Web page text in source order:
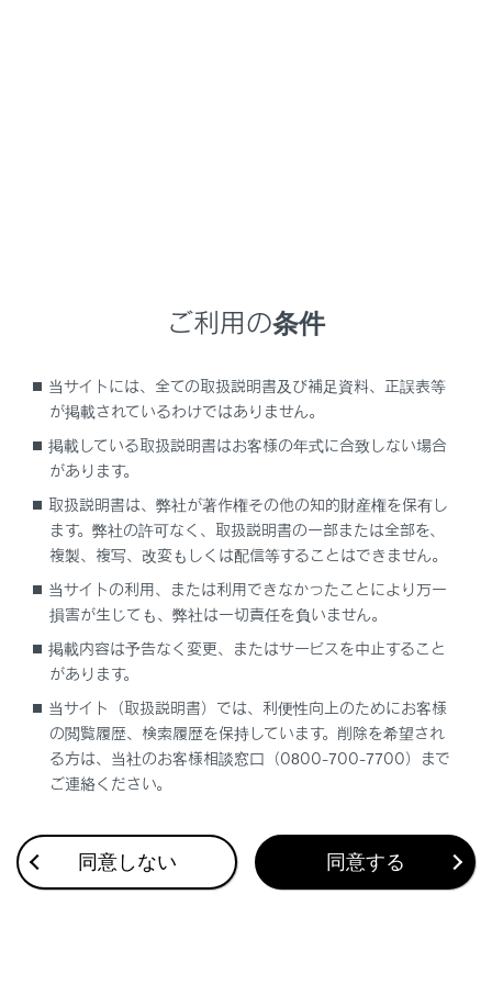
割込着信の電話に出る
通話中に別の通話相手へ電話をかける
グループ通話をする
電話を切る
ワンタッチダイヤルを登録する
連絡先に新規データを追加する
ハンズフリー電話についての留意事項
このページは役に立ちましたか？
ご利用の条件
当サイトには、全ての取扱説明書及び補足資料、正誤表等
が掲載されているわけではありません。
掲載している取扱説明書はお客様の年式に合致しない場合
があります。
取扱説明書は、弊社が著作権その他の知的財産権を保有し
ます。弊社の許可なく、取扱説明書の一部または全部を、
複製、複写、改変もしくは配信等することはできません。
当サイトの利用、または利用できなかったことにより万一
損害が生じても、弊社は一切責任を負いません。
掲載内容は予告なく変更、またはサービスを中止すること
があります。
当サイト（取扱説明書）では、利便性向上のためにお客様
の閲覧履歴、検索履歴を保持しています。削除を希望され
る方は、当社のお客様相談窓口（0800-700-7700）まで
ご連絡ください。
同意しない 同意する